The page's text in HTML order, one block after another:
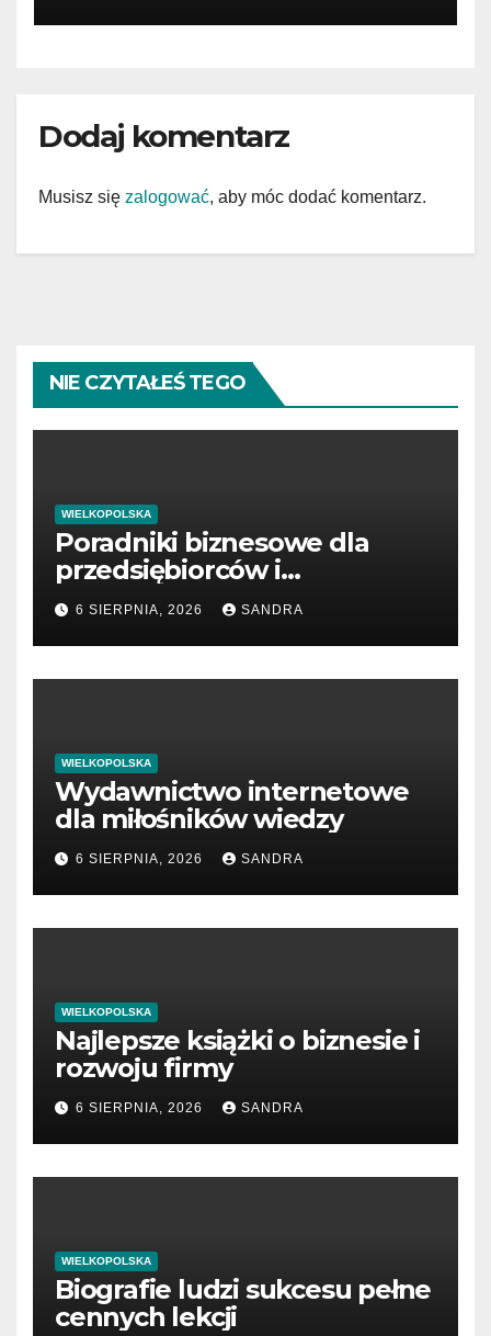
Dodaj komentarz
Musisz się zalogować, aby móc dodać komentarz.
NIE CZYTAŁEŚ TEGO
WIELKOPOLSKA
Poradniki biznesowe dla
przedsiębiorców i
menedżerów
6 SIERPNIA, 2026 SANDRA
WIELKOPOLSKA
Wydawnictwo internetowe
dla miłośników wiedzy
6 SIERPNIA, 2026 SANDRA
WIELKOPOLSKA
Najlepsze książki o biznesie i
rozwoju firmy
6 SIERPNIA, 2026 SANDRA
WIELKOPOLSKA
Biografie ludzi sukcesu pełne
cennych lekcji